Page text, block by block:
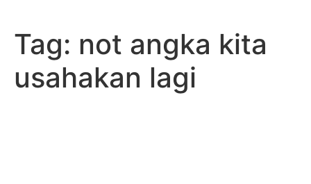
content
Tag: not angka kita
usahakan lagi